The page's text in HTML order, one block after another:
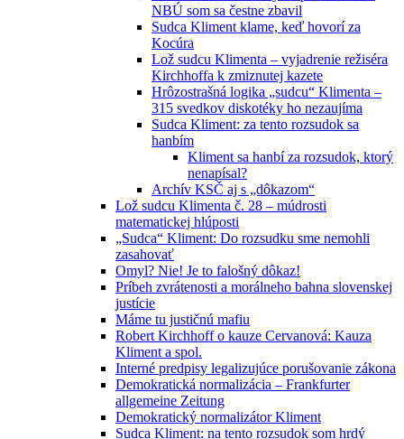
NBÚ som sa čestne zbavil
Sudca Kliment klame, keď hovorí za
Kocúra
Lož sudcu Klimenta – vyjadrenie režiséra
Kirchhoffa k zmiznutej kazete
Hrôzostrašná logika „sudcu“ Klimenta –
315 svedkov diskotéky ho nezaujíma
Sudca Kliment: za tento rozsudok sa
hanbím
Kliment sa hanbí za rozsudok, ktorý
nenapísal?
Archív KSČ aj s „dôkazom“
Lož sudcu Klimenta č. 28 – múdrosti
matematickej hlúposti
„Sudca“ Kliment: Do rozsudku sme nemohli
zasahovať
Omyl? Nie! Je to falošný dôkaz!
Príbeh zvrátenosti a morálneho bahna slovenskej
justície
Máme tu justičnú mafiu
Robert Kirchhoff o kauze Cervanová: Kauza
Kliment a spol.
Interné predpisy legalizujúce porušovanie zákona
Demokratická normalizácia – Frankfurter
allgemeine Zeitung
Demokratický normalizátor Kliment
Sudca Kliment: na tento rozsudok som hrdý